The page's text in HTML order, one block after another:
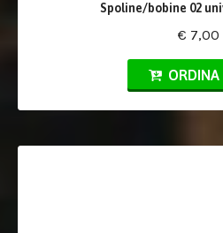
Spoline/bobine 02
€ 7,00
ORDINA